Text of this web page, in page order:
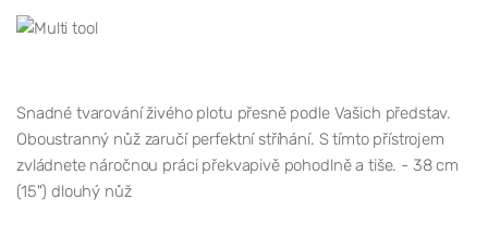
Snadné tvarování živého plotu přesně podle Vašich představ.
Oboustranný nůž zaručí perfektní stříhání. S tímto přístrojem
zvládnete náročnou práci překvapivě pohodlně a tiše. - 38 cm
(15") dlouhý nůž